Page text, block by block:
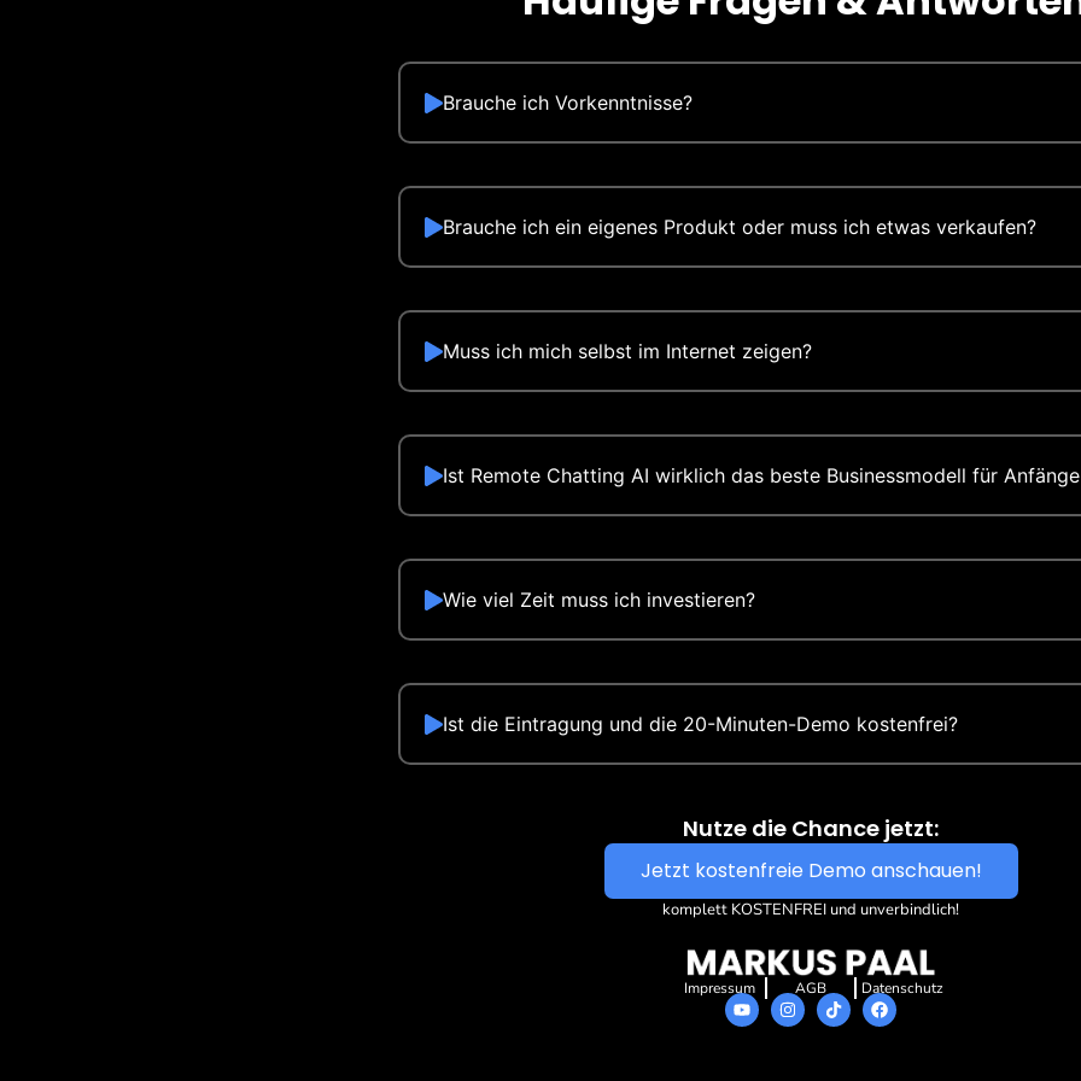
Brauche ich Vorkenntnisse?
Brauche ich ein eigenes Produkt oder muss ich etwas verkaufen?
Muss ich mich selbst im Internet zeigen?
Ist Remote Chatting AI wirklich das beste Businessmodell für
Wie viel Zeit muss ich investieren?
Ist die Eintragung und die 20-Minuten-Demo kostenfrei?
Nutze die Chance jetzt:
Jetzt kostenfreie Demo anschauen!
komplett KOSTENFREI und unverbindlich!
Impressum AGB Datenschutz